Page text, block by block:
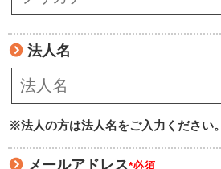
法人名
※法人の方は法人名をご入力ください。
メールアドレス*必須